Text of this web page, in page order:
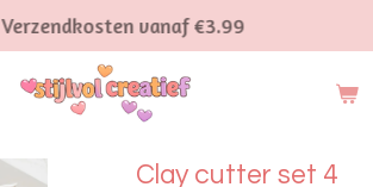
Verzendkosten vanaf €3.99
Clay cutter set 4